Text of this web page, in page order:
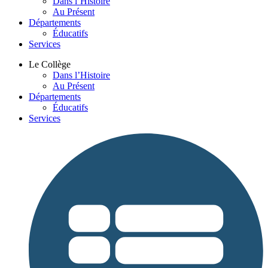
Au Présent
Départements
Éducatifs
Services
Le Collège
Dans l’Histoire
Au Présent
Départements
Éducatifs
Services